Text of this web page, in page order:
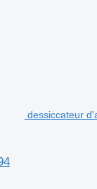
dessiccateur